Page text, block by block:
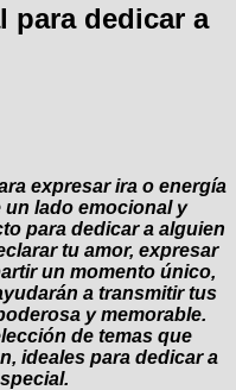
para dedicar a
expresar ira o energía
lado emocional y
para dedicar a alguien
tu amor, expresar
un momento único,
a transmitir tus
y memorable.
de temas que
ideales para dedicar a